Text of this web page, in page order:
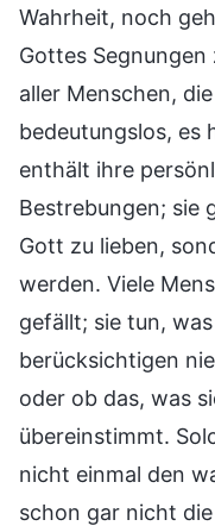
Wahrheit, noch
Gottes Segnungen
aller Menschen,
bedeutungslos, es
enthält ihre
Bestrebungen; sie
Gott zu lieben,
werden. Viele
gefällt; sie tun,
berücksichtigen
oder ob das, was
übereinstimmt.
nicht einmal den
schon gar nicht